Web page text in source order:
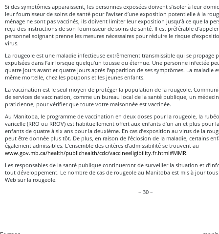
Si des symptômes apparaissent, les personnes exposées doivent s’isoler à leur
leur fournisseur de soins de santé pour l’aviser d’une exposition potentielle à la
ménage ne sont pas vaccinés, ils doivent limiter leur exposition jusqu’à ce que la
reçu des instructions de son fournisseur de soins de santé. Il est préférable
personnel soignant prenne les mesures nécessaires pour réduire le risque
virus.
La rougeole est une maladie infectieuse extrêmement transmissible qui se propage
expulsées dans l’air lorsque quelqu’un tousse ou éternue. Une personne infectée
quatre jours avant et quatre jours après l’apparition de ses symptômes. La maladie
même mortelle, chez les poupons et les jeunes enfants.
La vaccination est le seul moyen de protéger la population de la rougeole.
de services de vaccination, comme un bureau local de la santé publique, un
praticienne, pour vérifier que toute votre maisonnée est vaccinée.
Au Manitoba, le programme de vaccination en deux doses pour la rougeole, la
varicelle (RRO ou RROV) est habituellement offert aux enfants d’un an et plus pour
enfants de quatre à six ans pour la deuxième. En cas d’exposition au virus de la
peut être donnée plus tôt. De plus, en raison de l’éclosion de la maladie, certains
également admissibles. L’ensemble des critères d’admissibilité se trouvent au
www.gov.mb.ca/health/publichealth/cdc/vaccineeligibility.fr.html#MMR.
Les responsables de la santé publique continueront de surveiller la situation et
tout développement. Le nombre de cas de rougeole au Manitoba est mis à jour
Web sur la rougeole.
– 30 –